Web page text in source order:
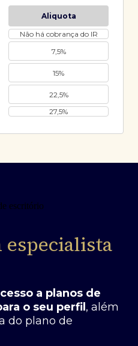
Aliquota
Não há cobrança do IR
7,5%
15%
22,5%
27,5%
especialista
a planos de
o seu perfil , além
do plano de